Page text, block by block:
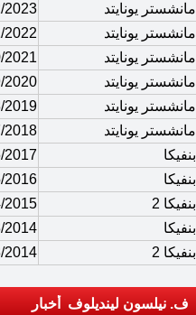
مانشستر يونايتد
2023
مانشستر يونايتد
2022
مانشستر يونايتد
2021
مانشستر يونايتد
2020
مانشستر يونايتد
2019
مانشستر يونايتد
2018
بنفيكا
2017
بنفيكا
2016
بنفيكا 2
2015
بنفيكا
2014
بنفيكا 2
2014
ف. نيلسون لينديلوف أخبار